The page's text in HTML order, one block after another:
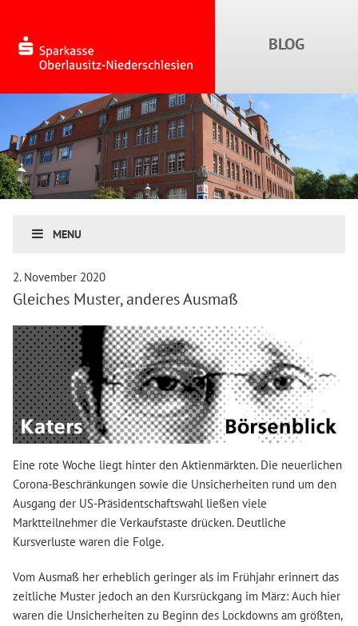
MENU
2. November 2020
Gleiches Muster, anderes Ausmaß
Eine rote Woche liegt hinter den Aktienmärkten. Die neuerlichen
Corona-Beschränkungen sowie die Unsicherheiten rund um den
Ausgang der US-Präsidentschaftswahl ließen viele
Marktteilnehmer die Verkaufstaste drücken. Deutliche
Kursverluste waren die Folge.
Vom Ausmaß her erheblich geringer als im Frühjahr erinnert das
zeitliche Muster jedoch an den Kursrückgang im März: Auch hier
waren die Unsicherheiten zu Beginn des Lockdowns am größten,